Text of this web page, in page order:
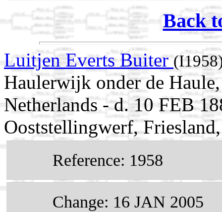
Back
Luitjen Everts Buiter
Haulerwijk onder de
Netherlands - d. 10 FEB
Ooststellingwerf,
Reference: 1958
Change: 16 JAN 2005